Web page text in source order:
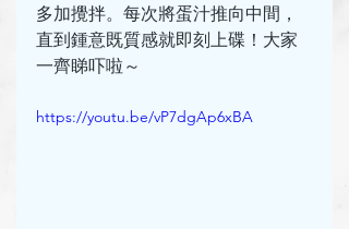
多加攪拌。每次將蛋汁推向中間，
直到鍾意既質感就即刻上碟！大家
一齊睇吓啦～
https://youtu.be/vP7dgAp6xBA